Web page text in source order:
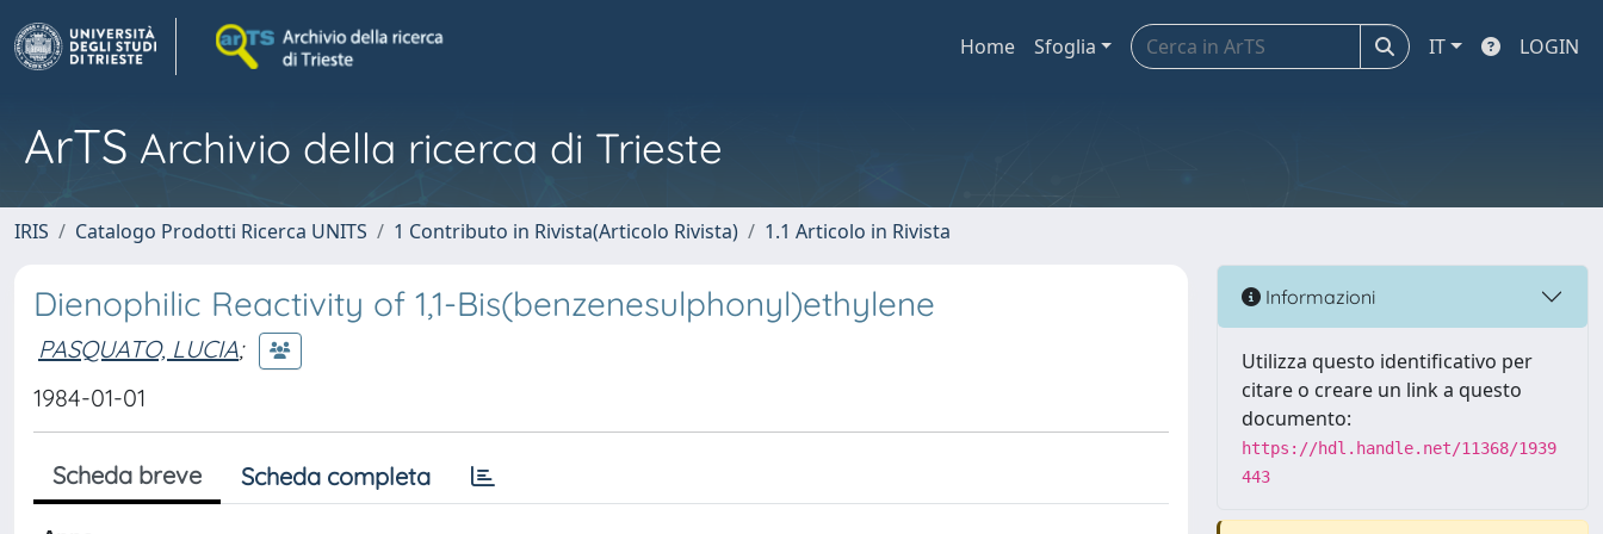
Home Sfoglia IT LOGIN
ArTS Archivio della ricerca di Trieste
IRIS Catalogo Prodotti Ricerca UNITS 1 Contributo in Rivista(Articolo Rivista) 1.1 Articolo in Rivista
Dienophilic Reactivity of 1,1-Bis(benzenesulphonyl)ethylene
PASQUATO, LUCIA;
1984-01-01
Scheda breve Scheda completa
Informazioni
Utilizza questo identificativo per
citare o creare un link a questo
documento:
https://hdl.handle.net/11368/1939
443